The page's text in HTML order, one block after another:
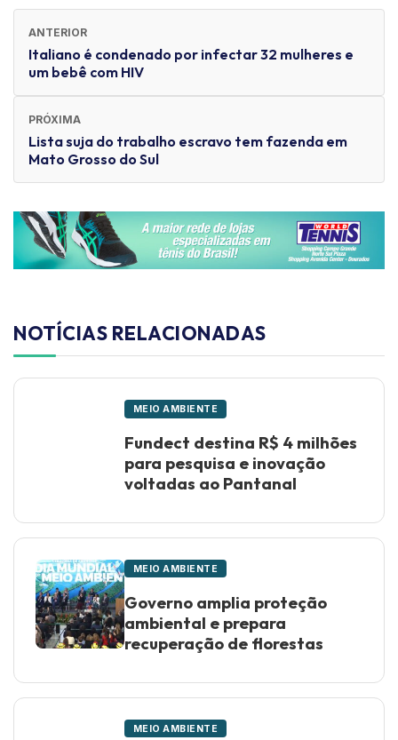
ANTERIOR
Italiano é condenado por infectar 32 mulheres e
um bebê com HIV
PRÓXIMA
Lista suja do trabalho escravo tem fazenda em
Mato Grosso do Sul
NOTÍCIAS RELACIONADAS
MEIO AMBIENTE
Fundect destina R$ 4 milhões
para pesquisa e inovação
voltadas ao Pantanal
MEIO AMBIENTE
Governo amplia proteção
ambiental e prepara
recuperação de florestas
MEIO AMBIENTE